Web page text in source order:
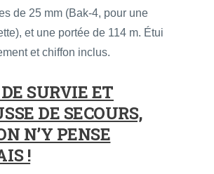
de 25 mm (Bak-4, pour une
et une portée de 114 m. Étui
et chiffon inclus.
SURVIE ET
DE SECOURS,
N’Y PENSE
!